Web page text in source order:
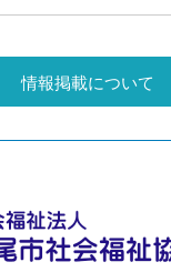
情報掲載について